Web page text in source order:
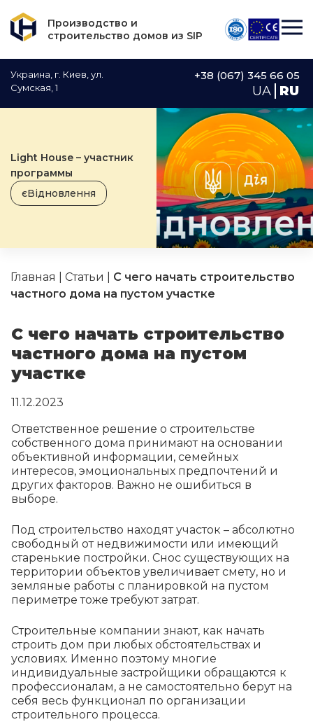
Производство и
строительство домов из SIP
Украина, г. Киев, ул.
Сумская, 1
+38 (067) 345 66 05
UA RU
Light House – участник
программы
єВідновлення
Главная Статьи
С чего начать строительство
частного дома на пустом участке
С чего начать строительство
частного дома на пустом
участке
11.12.2023
Ответственное решение о строительстве
собственного дома принимают на основании
объективной информации, семейных
интересов, эмоциональных предпочтений и
других факторов. Важно не ошибиться в
выборе.
Под строительство находят участок – абсолютно
свободный от недвижимости или имеющий
старенькие постройки. Снос существующих на
территории объектов увеличивает смету, но и
земляные работы с планировкой на пустом
периметре тоже требуют затрат.
Строительные компании знают, как начать
строить дом при любых обстоятельствах и
условиях. Именно поэтому многие
индивидуальные застройщики обращаются к
профессионалам, а не самостоятельно берут на
себя весь функционал по организации
строительного процесса.